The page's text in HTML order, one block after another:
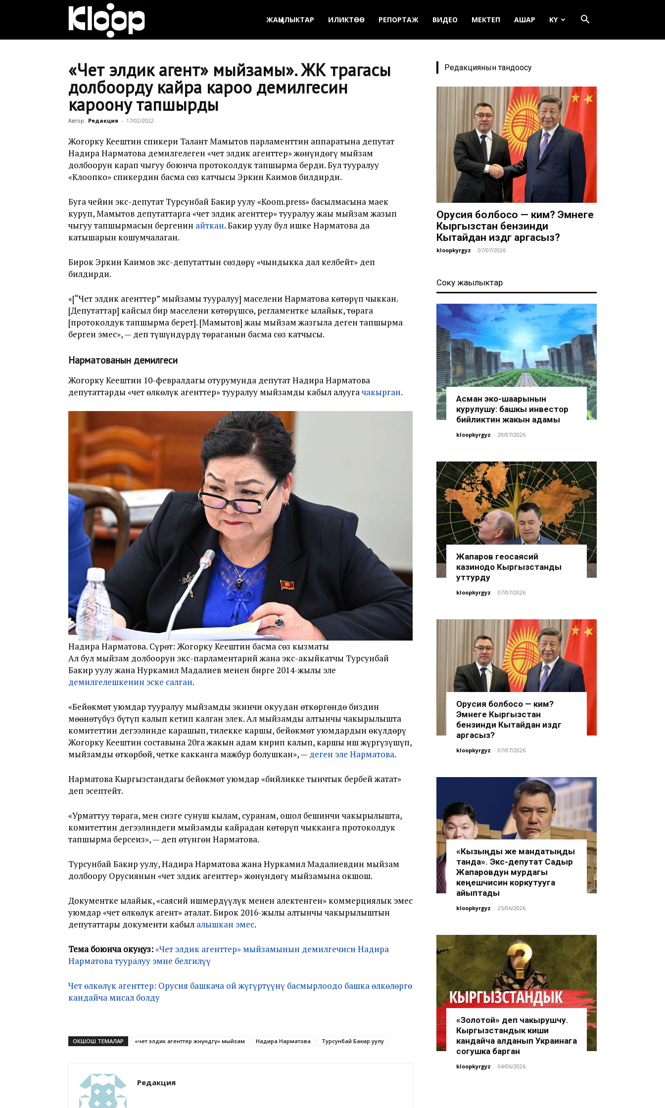
|
Кыргызстан
жаңылыктары
ЖАҢЫЛЫКТАР ИЛИКТӨӨ РЕПОРТАЖ ВИДЕО МЕКТЕП АШАР KY
«Чет элдик агент» мыйзамы». ЖК төрагасы
долбоорду кайра кароо демилгесин
кароону тапшырды
Автор: Редакция - 17/02/2022
Жогорку Кеңештин спикери Талант Мамытов парламенттин аппаратына депутат
Надира Нарматова демилгелеген «чет элдик агенттер» жөнүндөгү мыйзам
долбоорун карап чыгуу боюнча протоколдук тапшырма берди. Бул тууралуу
«Клоопко» спикердин басма сөз катчысы Эркин Каимов билдирди.
Буга чейин экс-депутат Турсунбай Бакир уулу «Koom.press» басылмасына маек
куруп, Мамытов депутаттарга «чет элдик агенттер» тууралуу жаңы мыйзам жазып
чыгуу тапшырмасын бергенин айткан. Бакир уулу бул ишке Нарматова да
катышарын кошумчалаган.
Бирок Эркин Каимов экс-депутаттын сөздөрү «чындыкка дал келбейт» деп
билдирди.
«[“Чет элдик агенттер” мыйзамы тууралуу] маселени Нарматова көтөрүп чыккан.
[Депутаттар] кайсыл бир маселени көтөрүшсө, регламентке ылайык, төрага
[протоколдук тапшырма берет]. [Мамытов] жаңы мыйзам жазгыла деген тапшырма
берген эмес», — деп түшүндүрдү төраганын басма сөз катчысы.
Нарматованын демилгеси
Жогорку Кеңештин 10-февралдагы отурумунда депутат Надира Нарматова
депутаттарды «чет өлкөлүк агенттер» тууралуу мыйзамды кабыл алуугачакырган.
Надира Нарматова. Сүрөт: Жогорку Кеңештин басма сөз кызматы
Ал бул мыйзам долбоорун экс-парламентарий жана экс-акыйкатчы Турсунбай
Бакир уулу жана Нуркамил Мадалиев менен бирге 2014-жылы эле
демилгелешкенин эске салган.
«Бейөкмөт уюмдар тууралуу мыйзамды экинчи окуудан өткөргөндө биздин
мөөнөтүбүз бүтүп калып кетип калган элек. Ал мыйзамды алтынчы чакырылышта
комитеттин деңгээлинде карашып, тилекке каршы, бейөкмөт уюмдардын өкүлдөрү
Жогорку Кеңештин составына 20га жакын адам кирип калып, каршы иш жүргүзүшүп,
мыйзамды өткөрбөй, четке какканга мажбур болушкан», — деген эле Нарматова.
Нарматова Кыргызстандагы бейөкмөт уюмдар «бийликке тынчтык бербей жатат»
деп эсептейт.
«Урматтуу төрага, мен сизге сунуш кылам, суранам, ошол бешинчи чакырылышта,
комитеттин деңгээлиндеги мыйзамды кайрадан көтөрүп чыкканга протоколдук
тапшырма берсеңиз», — деп өтүнгөн Нарматова.
Турсунбай Бакир уулу, Надира Нарматова жана Нуркамил Мадалиевдин мыйзам
долбоору Орусиянын «чет элдик агенттер» жөнүндөгү мыйзамына окшош.
Документке ылайык, «саясий ишмердүүлүк менен алектенген» коммерциялык эмес
уюмдар «чет өлкөлүк агент» аталат. Бирок 2016-жылы алтынчы чакырылыштын
депутаттары документи кабыл алышкан эмес.
Тема боюнча окуңуз:«Чет элдик агенттер» мыйзамынын демилгечиси Надира
Нарматова тууралуу эмне белгилүү
Чет өлкөлүк агенттер: Орусия башкача ой жүгүртүүнү басмырлоодо башка өлкөлөргө
кандайча мисал болду
ОКШОШ ТЕМАЛАР «чет элдик агенттер жөнүндөгү» мыйзам Надира Нарматова Турсунбай Бакир уулу
Редакция
Редакциянын тандоосу
Орусия болбосо — ким? Эмнеге
Кыргызстан бензинди
Кытайдан издөөгө аргасыз?
kloopkyrgyz - 07/07/2026
Соңку жаңылыктар
Асман эко-шаарынын
курулушу: башкы инвестор
бийликтин жакын адамы
kloopkyrgyz - 29/07/2026
Жапаров геосаясий
казинодо Кыргызстанды
уттурду
kloopkyrgyz - 07/07/2026
Орусия болбосо — ким?
Эмнеге Кыргызстан
бензинди Кытайдан издөөгө
аргасыз?
kloopkyrgyz - 07/07/2026
«Кызыңды же мандатыңды
танда». Экс-депутат Садыр
Жапаровдун мурдагы
кеңешчисин коркутууга
айыптады
kloopkyrgyz - 25/06/2026
«Золотой» деп чакырушчу.
Кыргызстандык киши
кандайча алданып Украинага
согушка барган
kloopkyrgyz - 04/06/2026